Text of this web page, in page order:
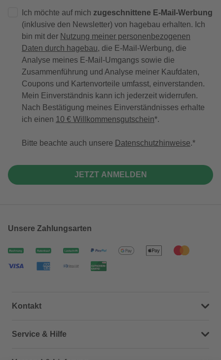
Ich möchte auf mich zugeschnittene E-Mail-Werbung
(inklusive den Newsletter) von hagebau erhalten. Ich
bin mit der Nutzung meiner personenbezogenen
Daten durch hagebau, die E-Mail-Werbung, die
Analyse meines E-Mail-Umgangs sowie die
Zusammenführung und Analyse meiner Kaufdaten,
Coupons und Kartenvorteile umfasst, einverstanden.
Mein Einverständnis kann ich jederzeit widerrufen.
Nach Bestätigung meines Einverständnisses erhalte
ich einen 10 € Willkommensgutschein*.
Bitte beachte auch unsere Datenschutzhinweise.
JETZT ANMELDEN
Unsere Zahlungsarten
Kontakt
Dein Kontakt zu uns
Service & Hilfe